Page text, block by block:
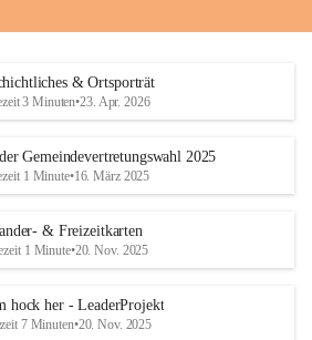
& Ortsporträt
3 Minuten•23. Apr. 2026
Gemeindevertretungswahl 2025
1 Minute•16. März 2025
& Freizeitkarten
1 Minute•20. Nov. 2025
hock her - LeaderProjekt
7 Minuten•20. Nov. 2025